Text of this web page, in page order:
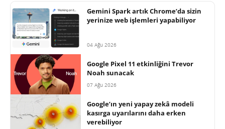
Gemini Spark artık Chrome’da sizin
yerinize web işlemleri yapabiliyor
04 Ağu 2026
Google Pixel 11 etkinliğini Trevor
Noah sunacak
07 Ağu 2026
Google’ın yeni yapay zekâ modeli
kasırga uyarılarını daha erken
verebiliyor